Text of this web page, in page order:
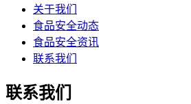
关于我们
食品安全动态
食品安全资讯
联系我们
联系我们